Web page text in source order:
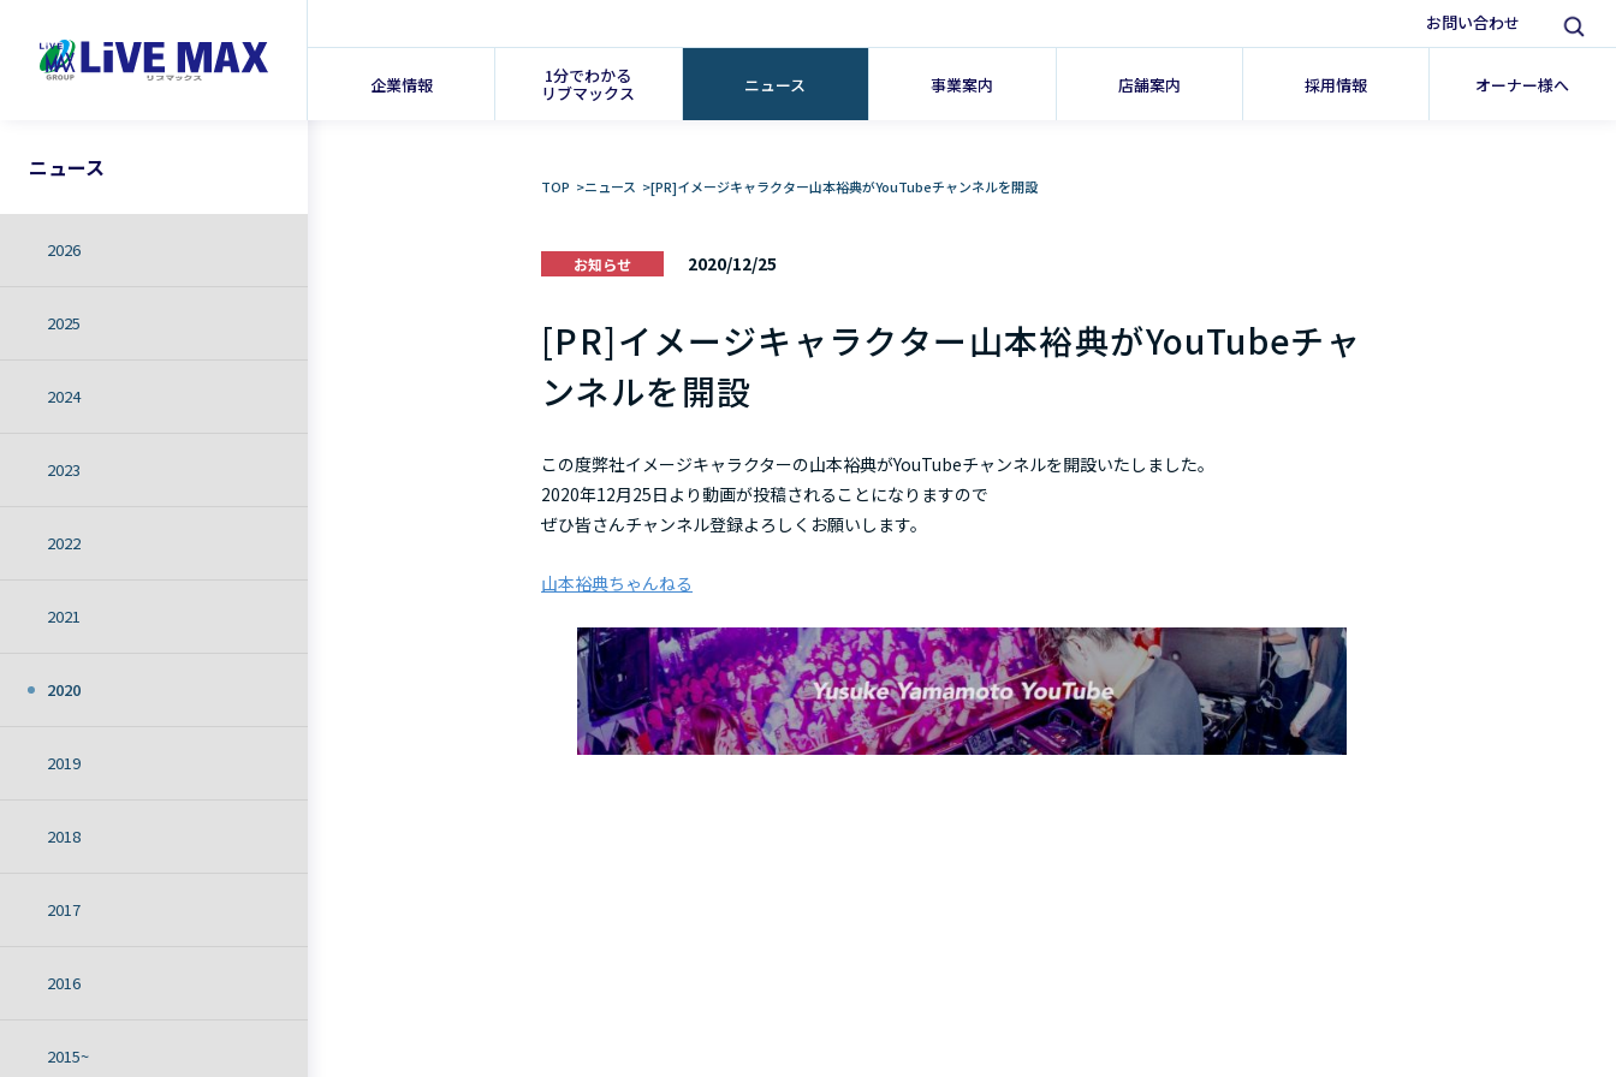
企業情報 1分でわかる
リブマックス ニュース 事業案内 店舗案内 採用情報 オーナー様へ
お問い合わせ
ニュース
2026
2025
2024
2023
2022
2021
2020
2019
2018
2017
2016
2015~
TOP >ニュース >[PR]イメージキャラクター山本裕典がYouTubeチャンネルを開設
お知らせ 2020/12/25
[PR]イメージキャラクター山本裕典がYouTubeチャ
ンネルを開設
この度弊社イメージキャラクターの山本裕典がYouTubeチャ ンネルを開設いたしました。
2020年12月25日より動画が投稿されることになりますので
ぜひ皆さんチャンネル登録よろしくお願いします。
山本裕典ちゃんねる